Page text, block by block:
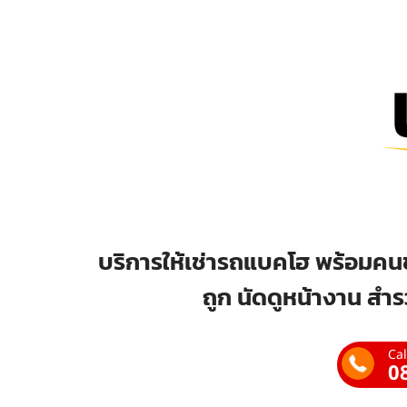
บริการให้เช่ารถแบคโฮ พร้อมค
ถูก นัดดูหน้างาน สำ